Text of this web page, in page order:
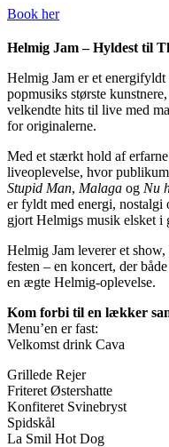
Book her
Helmig Jam – Hyldest til
Helmig Jam er et
popmusiks største kunstnere,
velkendte hits til live med
for originalerne.
Med et stærkt hold af
liveoplevelse, hvor
Stupid Man, Malaga og Nu
er fyldt med energi, nostalgi
gjort Helmigs musik elsket i
Helmig Jam leverer et
festen – en koncert, der
en ægte Helmig-oplevelse.
Kom forbi til en lækker
Menu’en er fast:
Velkomst drink Cava
Grillede Rejer
Friteret Østershatte
Konfiteret Svinebryst
Spidskål
La Smil Hot Dog